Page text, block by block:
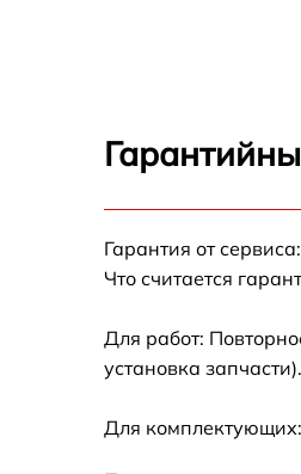
Замена
ED
Гарантия от
Что считается
Для работ:
установка запчасти).
Для